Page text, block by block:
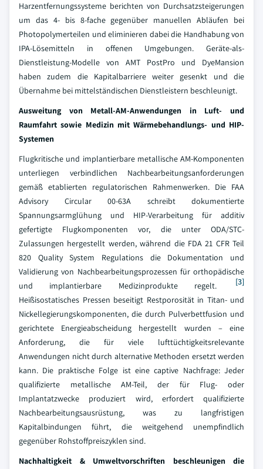
Harzentfernungssysteme berichten von Durchsatzsteigerungen
um das 4- bis 8-fache gegenüber manuellen Abläufen bei
Photopolymerteilen und eliminieren dabei die Handhabung von
IPA-Lösemitteln in offenen Umgebungen. Geräte-als-
Dienstleistung-Modelle von AMT PostPro und DyeMansion
haben zudem die Kapitalbarriere weiter gesenkt und die
Übernahme bei mittelständischen Dienstleistern beschleunigt.
Ausweitung von Metall-AM-Anwendungen in Luft- und
Raumfahrt sowie Medizin mit Wärmebehandlungs- und HIP-
Systemen
Flugkritische und implantierbare metallische AM-Komponenten
unterliegen verbindlichen Nachbearbeitungsanforderungen
gemäß etablierten regulatorischen Rahmenwerken. Die FAA
Advisory Circular 00-63A schreibt dokumentierte
Spannungsarmglühung und HIP-Verarbeitung für additiv
gefertigte Flugkomponenten vor, die unter ODA/STC-
Zulassungen hergestellt werden, während die FDA 21 CFR Teil
820 Quality System Regulations die Dokumentation und
Validierung von Nachbearbeitungsprozessen für orthopädische
und implantierbare Medizinprodukte regelt.
[3]
Heißisostatisches Pressen beseitigt Restporosität in Titan- und
Nickellegierungskomponenten, die durch Pulverbettfusion und
gerichtete Energieabscheidung hergestellt wurden – eine
Anforderung, die für viele lufttüchtigkeitsrelevante
Anwendungen nicht durch alternative Methoden ersetzt werden
kann. Die praktische Folge ist eine captive Nachfrage: Jeder
qualifizierte metallische AM-Teil, der für Flug- oder
Implantatzwecke produziert wird, erfordert qualifizierte
Nachbearbeitungsausrüstung, was zu langfristigen
Kapitalbindungen führt, die weitgehend unempfindlich
gegenüber Rohstoffpreiszyklen sind.
Nachhaltigkeit & Umweltvorschriften beschleunigen die